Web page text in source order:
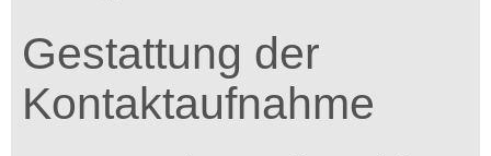
Gestattung der
Kontaktaufnahme